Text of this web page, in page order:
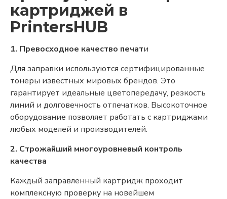
картриджей в
PrintersHUB
1. Превосходное качество печати
Для заправки используются сертифицированные
тонеры известных мировых брендов. Это
гарантирует идеальные цветопередачу, резкость
линий и долговечность отпечатков. Высокоточное
оборудование позволяет работать с картриджами
любых моделей и производителей.
2. Строжайший многоуровневый контроль
качества
Каждый заправленный картридж проходит
комплексную проверку на новейшем